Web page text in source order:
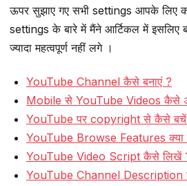
ऊपर सुझाए गए सभी settings आपके लिए
settings के बारे में मैंने आर्टिकल में इसलिए
ज्यादा महत्वपूर्ण नहीं लगे ।
YouTube Channel कैसे बनाएं ?
Mobile से YouTube Videos कैसे
YouTube पर copyright से कैसे
YouTube Browse Features क्या
YouTube Video Script कैसे लिखें
YouTube Channel